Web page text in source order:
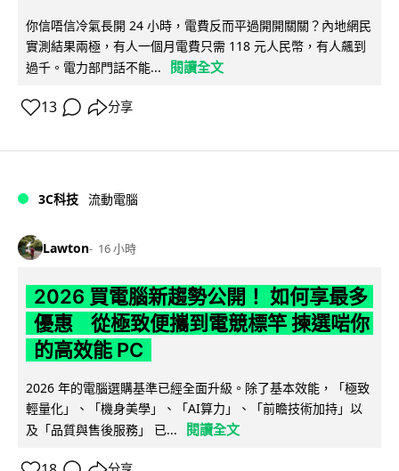
你信唔信冷氣長開 24 小時，電費反而平過開開關關？內地網民
實測結果兩極，有人一個月電費只需 118 元人民幣，有人飆到
過千。電力部門話不能...
閱讀全文
13 分享
3C科技 流動電腦
Lawton 16 小時
2026 買電腦新趨勢公開！ 如何享最多
優惠 從極致便攜到電競標竿 揀選啱你
的高效能 PC
2026 年的電腦選購基準已經全面升級。除了基本效能，「極致
輕量化」、「機身美學」、「AI算力」、「前瞻技術加持」以
及「品質與售後服務」 已...
閱讀全文